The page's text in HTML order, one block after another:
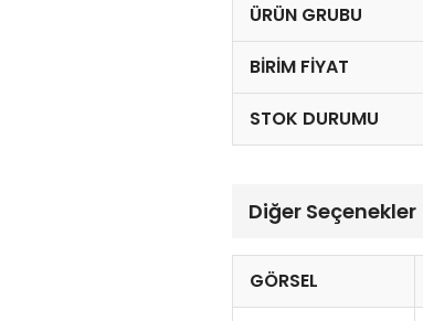
ÜRÜN GRUBU
BIRIM FIYAT
STOK DURUMU
Diğer Seçenekler
GÖRSEL